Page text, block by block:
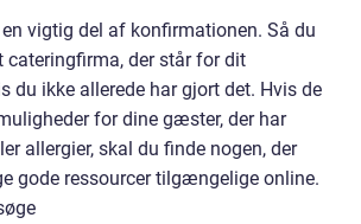
vigtig del af konfirmationen. Så du
cateringfirma, der står for dit
du ikke allerede har gjort det. Hvis de
for dine gæster, der har
allergier, skal du finde nogen, der
gode ressourcer tilgængelige online.